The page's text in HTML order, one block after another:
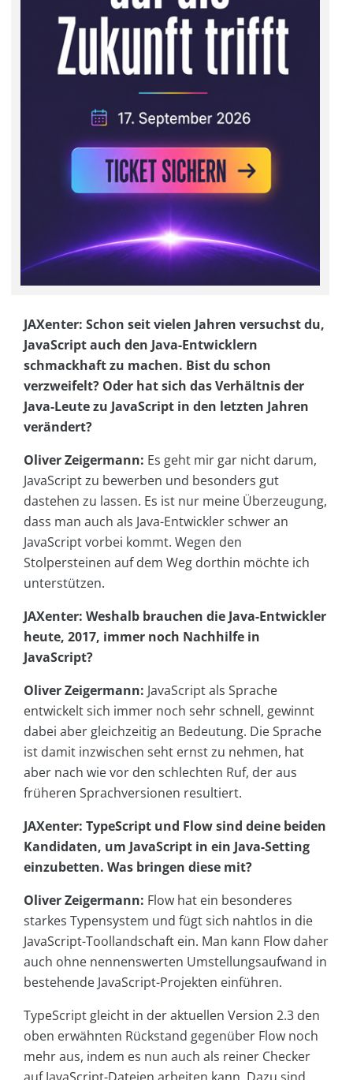
JAXenter: Schon seit vielen Jahren versuchst du,
JavaScript auch den Java-Entwicklern
schmackhaft zu machen. Bist du schon
verzweifelt? Oder hat sich das Verhältnis der
Java-Leute zu JavaScript in den letzten Jahren
verändert?
Oliver Zeigermann: Es geht mir gar nicht darum,
JavaScript zu bewerben und besonders gut
dastehen zu lassen. Es ist nur meine Überzeugung,
dass man auch als Java-Entwickler schwer an
JavaScript vorbei kommt. Wegen den
Stolpersteinen auf dem Weg dorthin möchte ich
unterstützen.
JAXenter: Weshalb brauchen die Java-Entwickler
heute, 2017, immer noch Nachhilfe in
JavaScript?
Oliver Zeigermann: JavaScript als Sprache
entwickelt sich immer noch sehr schnell, gewinnt
dabei aber gleichzeitig an Bedeutung. Die Sprache
ist damit inzwischen seht ernst zu nehmen, hat
aber nach wie vor den schlechten Ruf, der aus
früheren Sprachversionen resultiert.
JAXenter: TypeScript und Flow sind deine beiden
Kandidaten, um JavaScript in ein Java-Setting
einzubetten. Was bringen diese mit?
Oliver Zeigermann: Flow hat ein besonderes
starkes Typensystem und fügt sich nahtlos in die
JavaScript-Toollandschaft ein. Man kann Flow daher
auch ohne nennenswerten Umstellungsaufwand in
bestehende JavaScript-Projekten einführen.
TypeScript gleicht in der aktuellen Version 2.3 den
oben erwähnten Rückstand gegenüber Flow noch
mehr aus, indem es nun auch als reiner Checker
auf JavaScript-Dateien arbeiten kann. Dazu sind